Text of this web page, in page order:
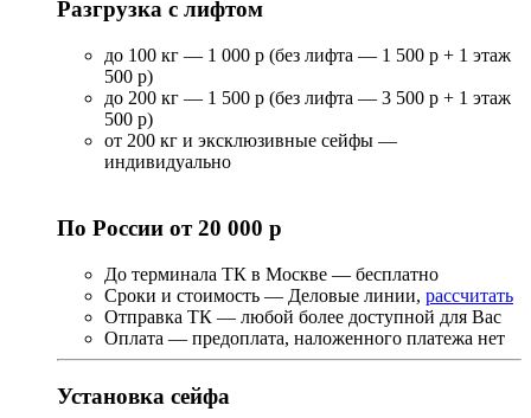
Разгрузка с лифтом
до 100 кг — 1 000 р (без лифта — 1 500 р + 1 этаж
500 р)
до 200 кг — 1 500 р (без лифта — 3 500 р + 1 этаж
500 р)
от 200 кг и эксклюзивные сейфы —
индивидуально
По России от 20 000 р
До терминала ТК в Москве — бесплатно
Сроки и стоимость — Деловые линии, рассчитать
Отправка ТК — любой более доступной для Вас
Оплата — предоплата, наложенного платежа нет
Установка сейфа